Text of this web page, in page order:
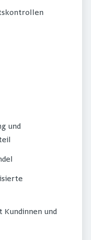
und
Kundinnen und